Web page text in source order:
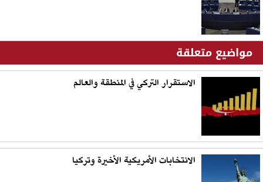
مواضيع متعلقة
الاستقرار التركي في المنطقة والعالم
الانتخابات الأمريكية الأخيرة وتركيا